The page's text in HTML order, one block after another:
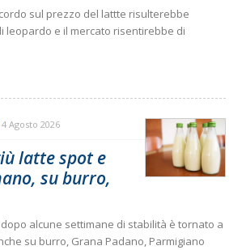
sul prezzo del lattte risulterebbe
leopardo e il mercato risentirebbe di
4 Agosto 2026
latte spot e
su burro,
alcune settimane di stabilità è tornato a
su burro, Grana Padano, Parmigiano